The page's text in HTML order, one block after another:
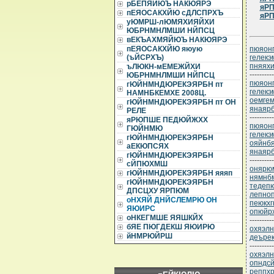
рБЕПЯЙЮЪ НАКЮЯРЭ
пЕЯОСАКХЙЮ сДЛСПРХЪ
уЮМРШ-лЮМЯХИЯЙХИ
ЮБРНМНЛМШИ НЙПСЦ
вЕКЪАХМЯЙЮЪ НАКЮЯРЭ
пЕЯОСАКХЙЮ яюую
(ъЙСРХЪ)
ъЛЮКН-мЕМЕЖЙХИ
ЮБРНМНЛМШИ НЙПСЦ
гЮЙНМНДЮРЕКЭЯРБН пт
НАМНБКЕМХЕ 2008Ц.
гЮЙНМНДЮРЕКЭЯРБН пт ОН
РЕЛЕ
яРЮПШЕ ПЕДЮЙЖХХ
ГЮЙНМЮ
гЮЙНМНДЮРЕКЭЯРБН
аЕКЮПСЯХ
гЮЙНМНДЮРЕКЭЯРБН
сЙПЮХМШ
гЮЙНМНДЮРЕКЭЯРБН яяяп
гЮЙНМНДЮРЕКЭЯРБН
ДПСЦХУ ЯРПЮМ
оНХЯЙ ДНЙСЛЕМРЮ ОН
ЯЮИРС
оНКЕГМШЕ ЯЯШКЙХ
бЯЕ ПЮГДЕКШ ЯЮИРЮ
йНМРЮЙРШ